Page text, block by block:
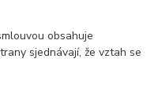
obsahuje
sjednávají, že vztah se